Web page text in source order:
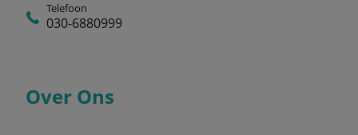
Telefoon
030-6880999
Over Ons